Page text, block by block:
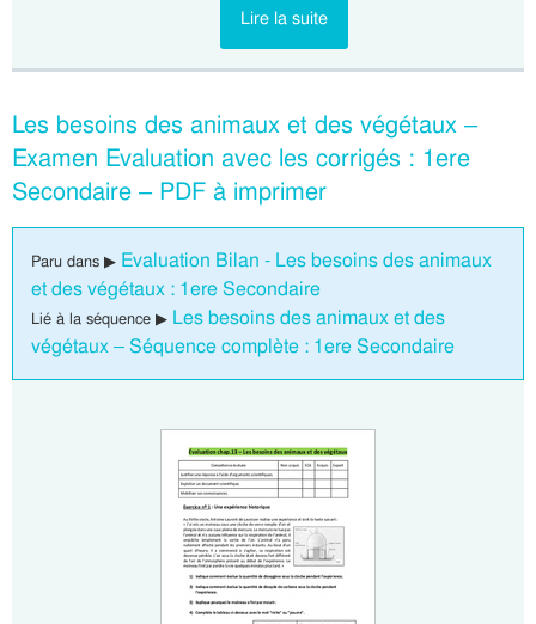
Lire la suite
Les besoins des animaux et des végétaux –
Examen Evaluation avec les corrigés : 1ere
Secondaire – PDF à imprimer
Paru dans ▶ Evaluation Bilan - Les besoins des animaux
et des végétaux : 1ere Secondaire
Lié à la séquence ▶ Les besoins des animaux et des
végétaux – Séquence complète : 1ere Secondaire